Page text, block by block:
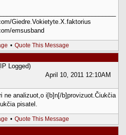
Giedre.Vokietyte.X.faktorius
emsusband
• Quote This Message
Logged)
April 10, 2011 12:10AM
ne analizuot,o i[b]n[/b]provizuot.Čiukčia
pisatel.
• Quote This Message